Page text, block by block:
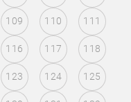
109 110 111
116 117 118
123 124 125